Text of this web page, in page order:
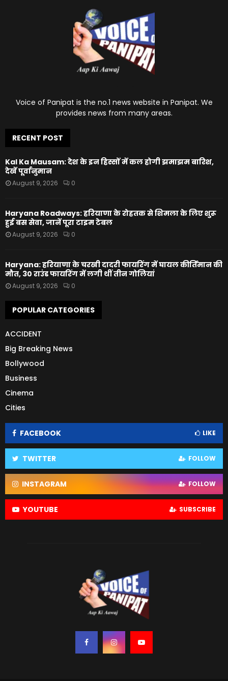
Voice of Panipat is the no.1 news website in Panipat. We
provides news from many areas.
RECENT POST
Kal Ka Mausam: देश के इन हिस्सों में कल होगी झमाझम बारिश,
देखें पूर्वानुमान
August 9, 2026 0
Haryana Roadways: हरियाणा के रोहतक से शिमला के लिए शुरू
हुई बस सेवा, जानें पूरा टाइम टेबल
August 9, 2026 0
Haryana: हरियाणा के चरखी दादरी फायरिंग में घायल कीर्तिमान की
मौत, 30 राउंड फायरिंग में लगी थीं तीन गोलियां
August 9, 2026 0
POPULAR CATEGORIES
ACCIDENT
Big Breaking News
Bollywood
Business
Cinema
Cities
FACEBOOK LIKE
TWITTER FOLLOW
INSTAGRAM FOLLOW
YOUTUBE SUBSCRIBE